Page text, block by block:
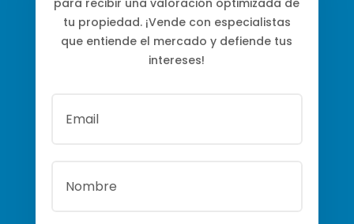
tu propiedad. ¡Vende con especialistas
que entiende el mercado y defiende tus
intereses!